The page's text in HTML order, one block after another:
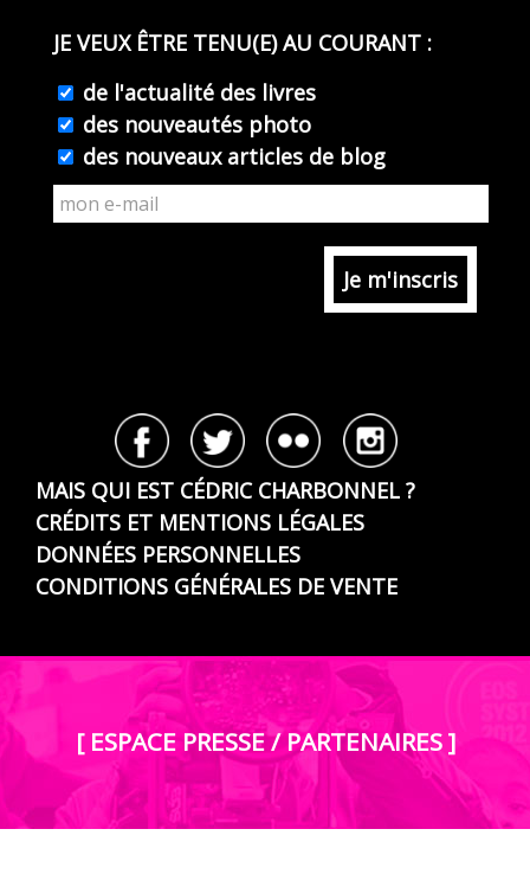
JE VEUX ÊTRE TENU(E) AU COURANT :
de l'actualité des livres
des nouveautés photo
des nouveaux articles de blog
MAIS QUI EST CÉDRIC CHARBONNEL ?
CRÉDITS ET MENTIONS LÉGALES
DONNÉES PERSONNELLES
CONDITIONS GÉNÉRALES DE VENTE
[ ESPACE PRESSE / PARTENAIRES ]